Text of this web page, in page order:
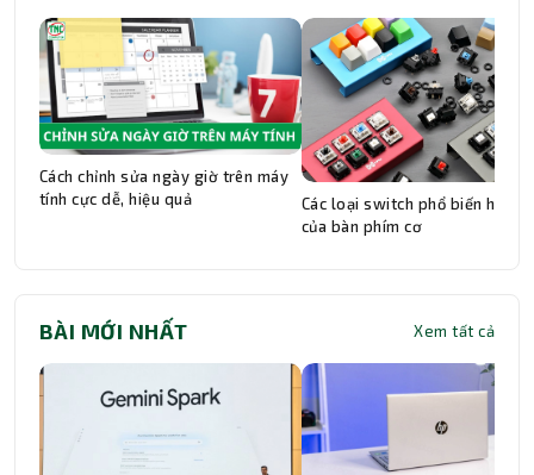
Cách chỉnh sửa ngày giờ trên máy
tính cực dễ, hiệu quả
Các loại switch phổ biến hiện
của bàn phím cơ
BÀI MỚI NHẤT Xem tất cả